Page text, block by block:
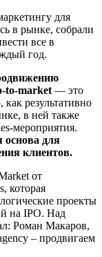
для
в рынке, собрали
все в
год.
to-market — это
результативно
в ней также
мероприятия.
для
клиентов.
от
которая
проекты
на IPO. Над
Роман Макаров,
– продвигаем